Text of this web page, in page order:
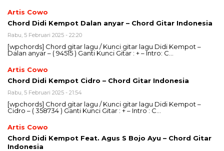
Artis Cowo
Chord Didi Kempot Dalan anyar – Chord Gitar Indonesia
Rabu, 5 Februari 2025 - 22:20
[wpchords] Chord gitar lagu / Kunci gitar lagu Didi Kempot –
Dalan anyar – ( 94515 ) Ganti Kunci Gitar : + – Intro: C…
Artis Cowo
Chord Didi Kempot Cidro – Chord Gitar Indonesia
Rabu, 5 Februari 2025 - 21:54
[wpchords] Chord gitar lagu / Kunci gitar lagu Didi Kempot –
Cidro – ( 358734 ) Ganti Kunci Gitar : + – Intro : C…
Artis Cowo
Chord Didi Kempot Feat. Agus S Bojo Ayu – Chord Gitar
Indonesia